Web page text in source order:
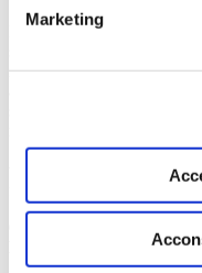
Marketing
L’abbonamento è valido
indicato. Il tagliando di
sempre dal primo
Settembre al 31 Agosto
vengono comunque
ESIBIZIONE/